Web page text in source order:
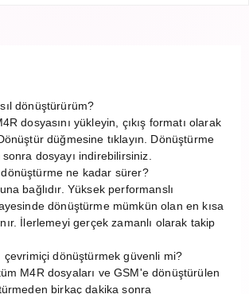
dönüştürürüm?
dosyasını yükleyin, çıkış formatı olarak
düğmesine tıklayın. Dönüştürme
dosyayı indirebilirsiniz.
ne kadar sürer?
bağlıdır. Yüksek performanslı
dönüştürme mümkün olan en kısa
İlerlemeyi gerçek zamanlı olarak takip
çevrimiçi dönüştürmek güvenli mi?
M4R dosyaları ve GSM'e dönüştürülen
birkaç dakika sonra